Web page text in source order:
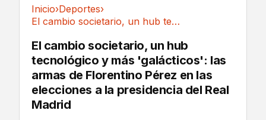
Inicio›Deportes›
El cambio societario, un hub tecnológico y más...
El cambio societario, un hub
tecnológico y más 'galácticos': las
armas de Florentino Pérez en las
elecciones a la presidencia del Real
Madrid